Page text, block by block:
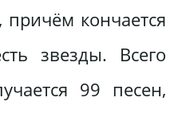
причём кончается
звезды. Всего
99 песен,